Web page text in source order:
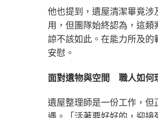
他也提到，遺屋清潔畢竟
用，但團隊始終認為，這
諒不該如此。在能力所及
安慰。
面對遺物與空間 職人如何
遺屋整理師是一份工作，